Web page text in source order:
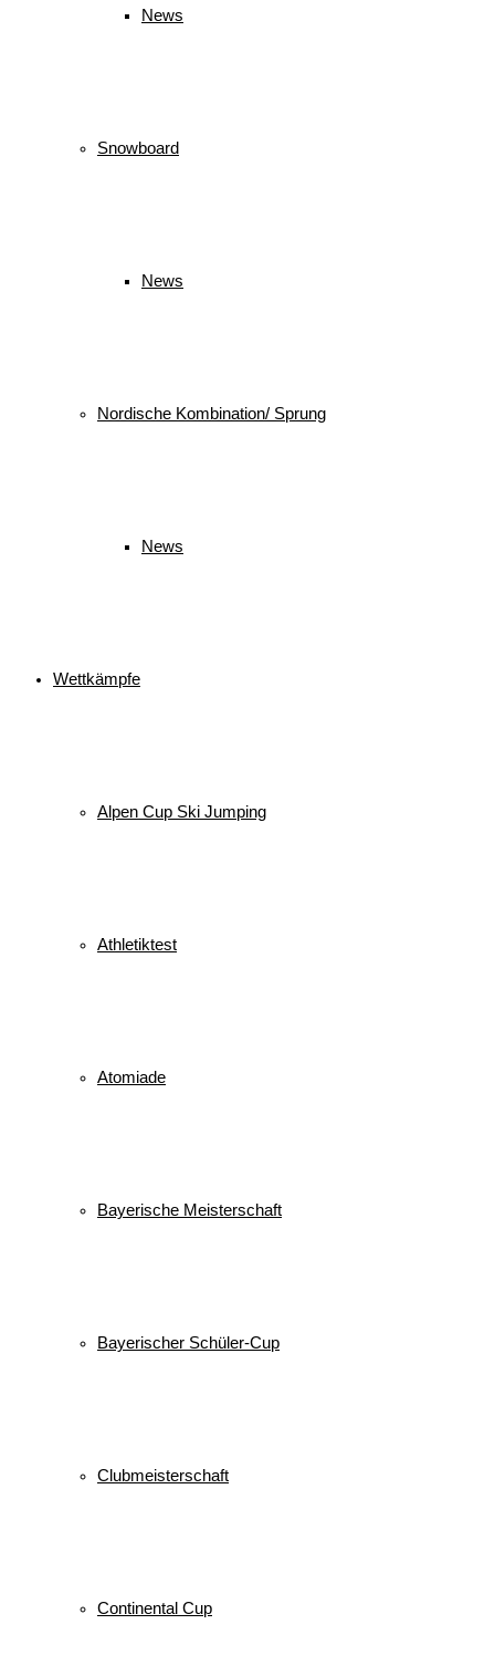
News
Snowboard
News
Nordische Kombination/ Sprung
News
Wettkämpfe
Alpen Cup Ski Jumping
Athletiktest
Atomiade
Bayerische Meisterschaft
Bayerischer Schüler-Cup
Clubmeisterschaft
Continental Cup